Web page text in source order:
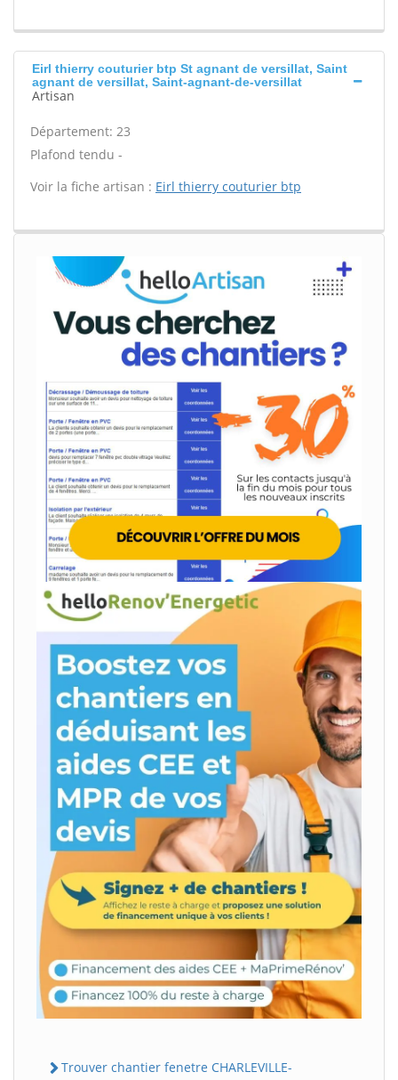
Eirl thierry couturier btp St agnant de versillat, Saint
agnant de versillat, Saint-agnant-de-versillat
Artisan
Département: 23
Plafond tendu -
Voir la fiche artisan : Eirl thierry couturier btp
Trouver chantier fenetre CHARLEVILLE-